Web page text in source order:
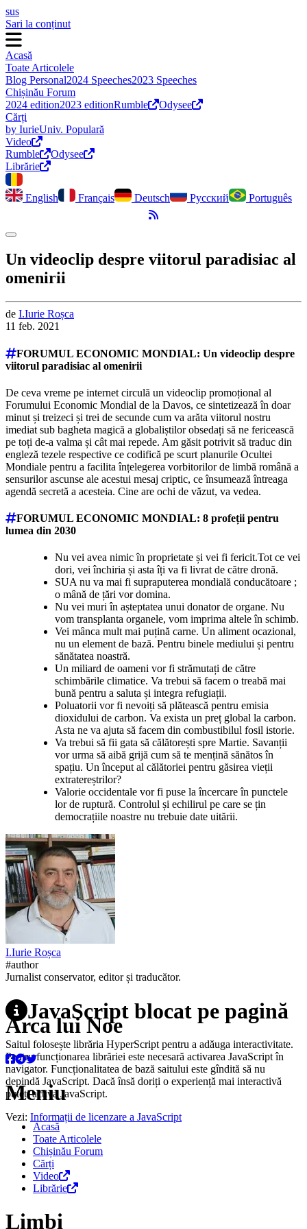
sus
Sari la conținut
Acasă
Toate Articolele
Blog Personal2024 Speeches2023 Speeches
Chișinău Forum
2024 edition2023 editionRumble
Odysee
Cărți
by IurieUniv. Populară
Video
Rumble
Odysee
Librărie
English Français Deutsch Русский
Português
Flux RSS
Comută modul întunecat
Un videoclip despre viitorul paradisiac al
omenirii
de I.Iurie Roșca
11 feb. 2021
FORUMUL ECONOMIC MONDIAL: Un videoclip despre
viitorul paradisiac al omenirii
De ceva vreme pe internet circulă un videoclip promoțional al
Forumului Economic Mondial de la Davos, ce sintetizează în doar
minut și treizeci și trei de secunde cum va arăta viitorul nostru
imediat sub bagheta magică a globaliștilor obsedați să ne fericească
pe toți de-a valma și cât mai repede. Am găsit potrivit să traduc din
engleză tezele respective ce codifică pe scurt planurile Ocultei
Mondiale pentru a facilita înțelegerea vorbitorilor de limbă română a
sensurilor ascunse ale acestui mesaj criptic, ce însumează întreaga
agendă secretă a acesteia. Cine are ochi de văzut, va vedea.
FORUMUL ECONOMIC MONDIAL: 8 profeții pentru
lumea din 2030
Nu vei avea nimic în proprietate și vei fi fericit.Tot ce vei
dori, vei închiria și asta îți va fi livrat de către dronă.
SUA nu va mai fi supraputerea mondială conducătoare ;
o mână de țări vor domina.
Nu vei muri în așteptatea unui donator de organe. Nu
vom transplanta organele, vom imprima altele în schimb.
Vei mânca mult mai puțină carne. Un aliment ocazional,
nu un element de bază. Pentru binele mediului și pentru
sănătatea noastră.
Un miliard de oameni vor fi strămutați de către
schimbările climatice. Va trebui să facem o treabă mai
bună pentru a saluta și integra refugiații.
Poluatorii vor fi nevoiți să plătească pentru emisia
dioxidului de carbon. Va exista un preț global la carbon.
Asta ne va ajuta să facem din combustibilul fosil istorie.
Va trebui să fii gata să călătorești spre Martie. Savanții
vor urma să aibă grijă cum să te mențină sănătos în
spațiu. Un început al călătoriei pentru găsirea vieții
extratereștrilor?
Valorie occidentale vor fi puse la încercare în punctele
lor de ruptură. Controlul și echilirul pe care se țin
democrațiile noastre nu trebuie date uitării.
I.Iurie Roșca
#author
Jurnalist conservator, editor și traducător.
JavaScript blocat pe pagină
Saitul folosește librăria HyperScript pentru a adăuga interactivitate.
Pentru funcționarea librăriei este necesară activarea JavaScript în
navigator. Funcționalitatea de bază saitului este gîndită să nu
depindă JavaScript. Dacă însă doriți o experiență mai interactivă
puteți activa JavaScript.
Vezi: Informații de licenzare a JavaScript
Arca lui Noe
Meniu
Acasă
Toate Articolele
Chișinău Forum
Cărți
Video
Librărie
Limbi